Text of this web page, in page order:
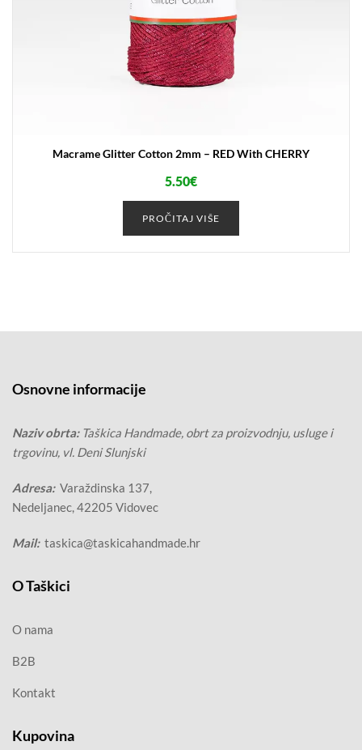
Macrame Glitter Cotton 2mm – RED With CHERRY
5.50€
PROČITAJ VIŠE
Osnovne informacije
Naziv obrta: Taškica Handmade, obrt za proizvodnju, usluge i
trgovinu, vl. Deni Slunjski
Adresa:Varaždinska 137,
Nedeljanec, 42205 Vidovec
Mail: taskica@taskicahandmade.hr
O Taškici
O nama
B2B
Kontakt
Kupovina